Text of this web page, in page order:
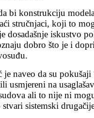
bi konstrukciju
stručnjaci, koji to
dosadašnje iskustvo
dobro što je i
je naveo da su pokušaji
usmjereni na
ali to nije ni
sistemski